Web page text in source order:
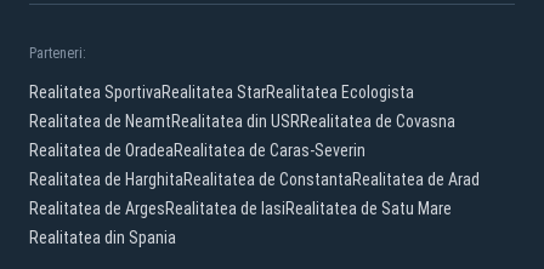
Parteneri:
Realitatea SportivaRealitatea StarRealitatea Ecologista
Realitatea de NeamtRealitatea din USRRealitatea de Covasna
Realitatea de OradeaRealitatea de Caras-Severin
Realitatea de HarghitaRealitatea de ConstantaRealitatea de Arad
Realitatea de ArgesRealitatea de IasiRealitatea de Satu Mare
Realitatea din Spania